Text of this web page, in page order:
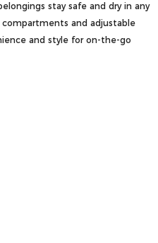
stay safe and dry in any
and adjustable
and style for on-the-go